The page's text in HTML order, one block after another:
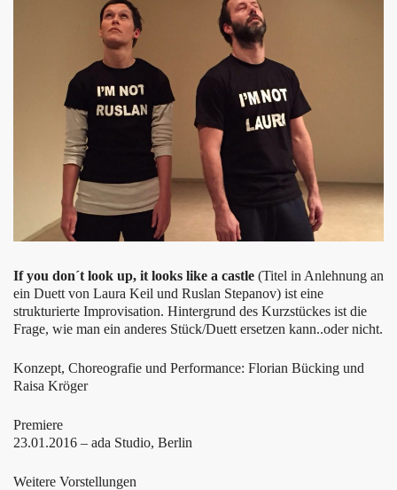
If you don´t look up, it looks like a castle (Titel in Anlehnung an
ein Duett von Laura Keil und Ruslan Stepanov) ist eine
strukturierte Improvisation. Hintergrund des Kurzstückes ist die
Frage, wie man ein anderes Stück/Duett ersetzen kann..oder nicht.
Konzept, Choreografie und Performance: Florian Bücking und
Raisa Kröger
Premiere
23.01.2016 – ada Studio, Berlin
Weitere Vorstellungen